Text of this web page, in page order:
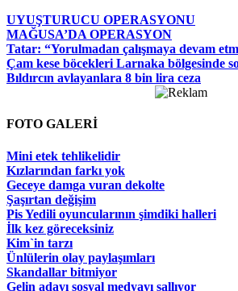
UYUŞTURUCU OPERASYONU
MAĞUSA’DA OPERASYON
Tatar: “Yorulmadan çalışmaya devam
Çam kese böcekleri Larnaka bölgesinde
Bıldırcın avlayanlara 8 bin lira ceza
FOTO GALERİ
Mini etek tehlikelidir
Kızlarından farkı yok
Geceye damga vuran dekolte
Şaşırtan değişim
Pis Yedili oyuncularının şimdiki halleri
İlk kez göreceksiniz
Kim`in tarzı
Ünlülerin olay paylaşımları
Skandallar bitmiyor
Gelin adayı sosyal medyayı sallıyor